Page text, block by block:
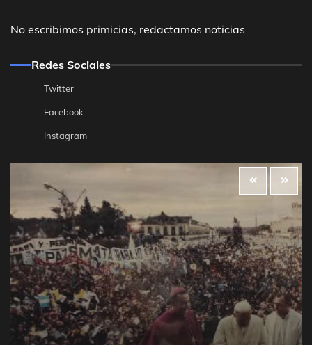
No escribimos primicias, redactamos noticias
Redes Sociales
Twitter
Facebook
Instagram